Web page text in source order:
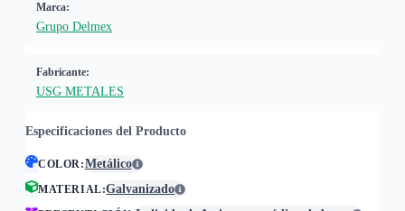
Marca:
Grupo Delmex
Fabricante:
USG METALES
Especificaciones del Producto
COLOR:Metálico
MATERIAL:Galvanizado